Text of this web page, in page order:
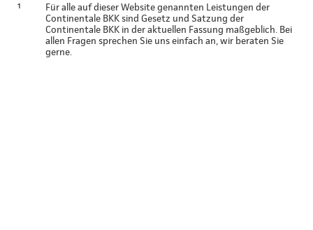
¹
Für alle auf dieser Website genannten Leistungen der
Continentale BKK sind Gesetz und Satzung der
Continentale BKK in der aktuellen Fassung maßgeblich. Bei
allen Fragen sprechen Sie uns einfach an, wir beraten Sie
gerne.